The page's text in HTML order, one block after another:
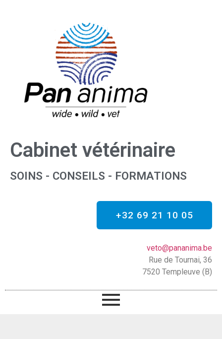
Cabinet vétérinaire
SOINS - CONSEILS - FORMATIONS
+32 69 21 10 05
veto@pananima.be
Rue de Tournai, 36
7520 Templeuve (B)